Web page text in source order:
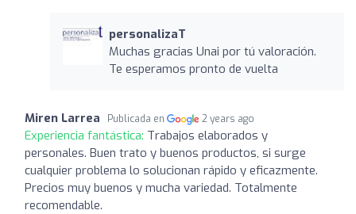
personalizaT
Muchas gracias Unai por tú valoración.
Te esperamos pronto de vuelta
Miren Larrea Publicada en 2 years ago
Experiencia fantástica: Trabajos elaborados y
personales. Buen trato y buenos productos, si surge
cualquier problema lo solucionan rápido y eficazmente.
Precios muy buenos y mucha variedad. Totalmente
recomendable.